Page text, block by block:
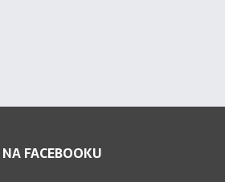
FACEBOOKU